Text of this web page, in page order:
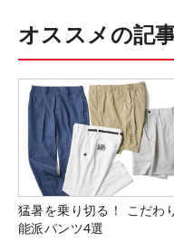
オススメの記
猛暑を乗り切る！ こだわ
能派パンツ4選